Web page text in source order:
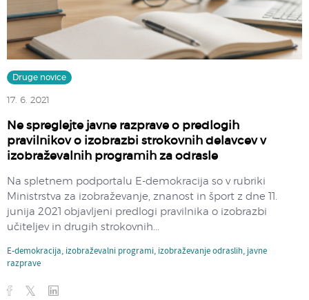
Druge novice
17. 6. 2021
Ne spreglejte javne razprave o predlogih
pravilnikov o izobrazbi strokovnih delavcev v
izobraževalnih programih za odrasle
Na spletnem podportalu E-demokracija so v rubriki
Ministrstva za izobraževanje, znanost in šport z dne 11.
junija 2021 objavljeni predlogi pravilnika o izobrazbi
učiteljev in drugih strokovnih...
E-demokracija, izobraževalni programi, izobraževanje odraslih,javne
razprave